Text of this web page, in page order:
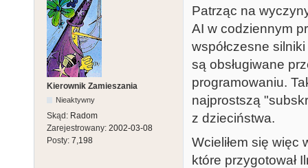
Kierownik Zamieszania
Nieaktywny
Skąd: Radom
Zarejestrowany: 2002-03-08
Posty: 7,198
Patrząc na
AI w codziennym
współczesne
są obsługiwane
programowaniu.
najprostszą
z dzieciństwa.
Wcieliłem się więc
które przygotował